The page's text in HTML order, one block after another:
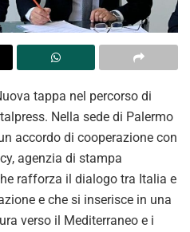
tappa nel percorso di
Nella sede di Palermo
accordo di cooperazione con
agenzia di stampa
rafforza il dialogo tra Italia e
e che si inserisce in una
verso il Mediterraneo e i